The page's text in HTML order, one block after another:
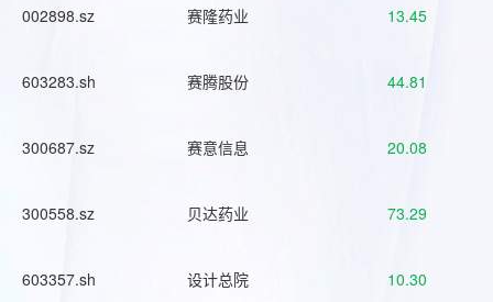
002898.sz 赛隆药业 13.45
603283.sh 赛腾股份 44.81
300687.sz 赛意信息 20.08
300558.sz 贝达药业 73.29
603357.sh 设计总院 10.30